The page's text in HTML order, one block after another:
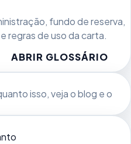
fundo de reserva,
regras de uso da carta.
ABRIR GLOSSÁRIO
isso, vejao blog e o